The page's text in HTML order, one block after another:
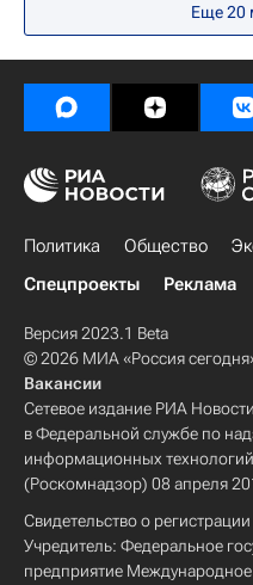
Еще 20
Политика Общество
Спецпроекты
Реклама
Версия 2023.1 Beta
© 2026 МИА «Россия
Вакансии
Сетевое издание РИА
в Федеральной службе по
информационных
(Роскомнадзор) 08 апреля
Свидетельство о
Учредитель: Федеральное
предприятие